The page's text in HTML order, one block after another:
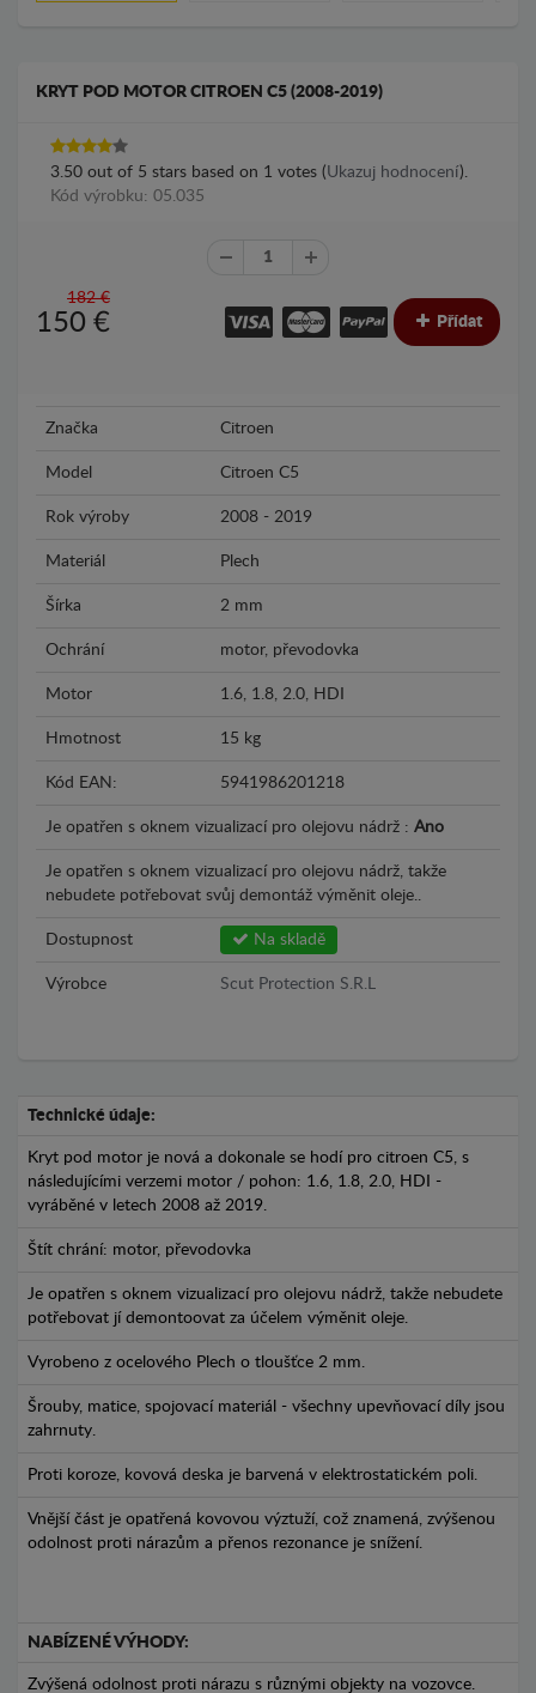
KRYT POD MOTOR CITROEN C5 (2008-2019)
3.50 out of 5 stars based on 1 votes (Ukazuj hodnocení).
Kód výrobku: 05.035
182 €
150 € Přídat
Značka Citroen
Model Citroen C5
Rok výroby 2008 - 2019
Materiál Plech
Šírka 2 mm
Ochrání motor, převodovka
Motor 1.6, 1.8, 2.0, HDI
Hmotnost 15 kg
Kód EAN: 5941986201218
Je opatřen s oknem vizualizací pro olejovu nádrž : Ano
Je opatřen s oknem vizualizací pro olejovu nádrž, takže
nebudete potřebovat svůj demontáž výměnit oleje..
Dostupnost Na skladě
Výrobce Scut Protection S.R.L
Technické údaje:
Kryt pod motor je nová a dokonale se hodí pro citroen C5, s
následujícími verzemi motor / pohon: 1.6, 1.8, 2.0, HDI -
vyráběné v letech 2008 až 2019.
Štít chrání: motor, převodovka
Je opatřen s oknem vizualizací pro olejovu nádrž, takže nebudete
potřebovat jí demontoovat za účelem výměnit oleje.
Vyrobeno z ocelového Plech o tloušťce 2 mm.
Šrouby, matice, spojovací materiál - všechny upevňovací díly jsou
zahrnuty.
Proti koroze, kovová deska je barvená v elektrostatickém poli.
Vnější část je opatřená kovovou výztuží, což znamená, zvýšenou
odolnost proti nárazům a přenos rezonance je snížení.
NABÍZENÉ VÝHODY:
Zvýšená odolnost proti nárazu s různými objekty na vozovce.